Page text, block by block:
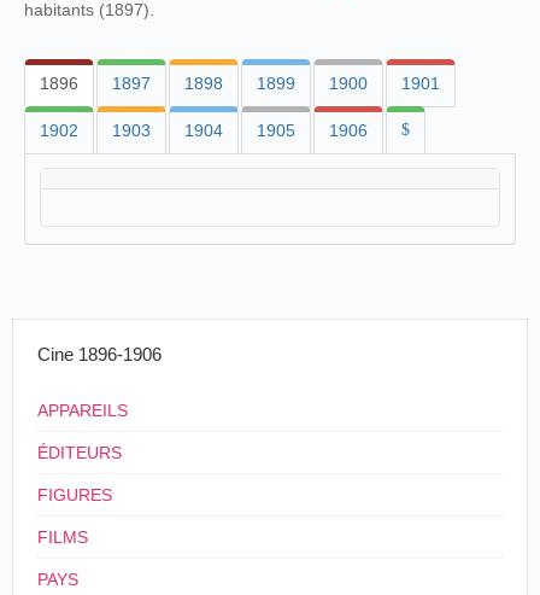
habitants (1897).
1896 1897 1898 1899 1900 1901
1902 1903 1904 1905 1906 $
Cine 1896-1906
APPAREILS
ÉDITEURS
FIGURES
FILMS
PAYS